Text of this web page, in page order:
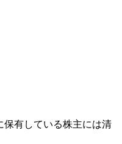
保有している株主には清